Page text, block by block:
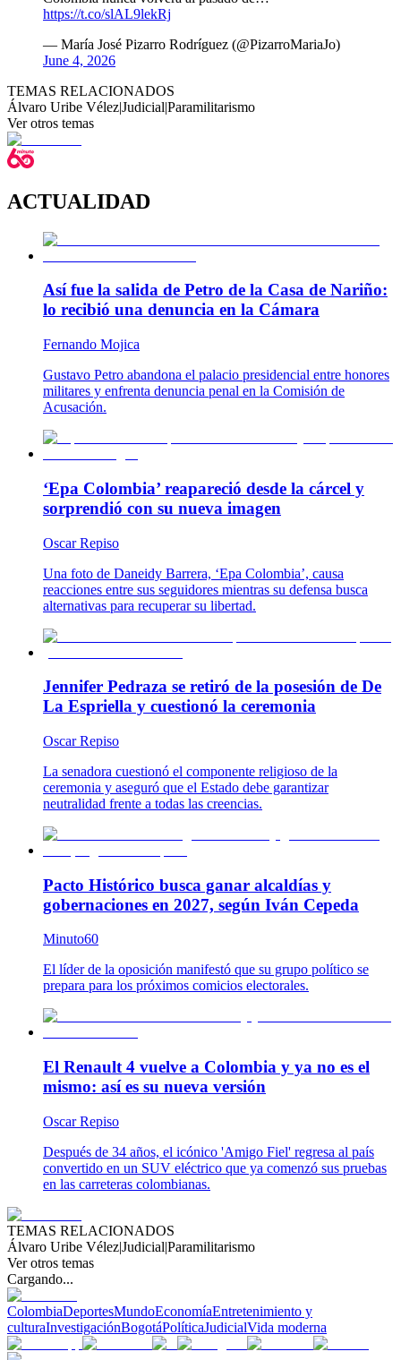
https://t.co/slAL9lekRj
— María José Pizarro Rodríguez (@PizarroMariaJo)
June 4, 2026
TEMAS RELACIONADOS
Álvaro Uribe Vélez|Judicial|Paramilitarismo
Ver otros temas
ACTUALIDAD
Así fue la salida de Petro de la Casa de Nariño:
lo recibió una denuncia en la Cámara
Fernando Mojica
Gustavo Petro abandona el palacio presidencial entre honores
militares y enfrenta denuncia penal en la Comisión de
Acusación.
‘Epa Colombia’ reapareció desde la cárcel y
sorprendió con su nueva imagen
Oscar Repiso
Una foto de Daneidy Barrera, ‘Epa Colombia’, causa
reacciones entre sus seguidores mientras su defensa busca
alternativas para recuperar su libertad.
Jennifer Pedraza se retiró de la posesión de De
La Espriella y cuestionó la ceremonia
Oscar Repiso
La senadora cuestionó el componente religioso de la
ceremonia y aseguró que el Estado debe garantizar
neutralidad frente a todas las creencias.
Pacto Histórico busca ganar alcaldías y
gobernaciones en 2027, según Iván Cepeda
Minuto60
El líder de la oposición manifestó que su grupo político se
prepara para los próximos comicios electorales.
El Renault 4 vuelve a Colombia y ya no es el
mismo: así es su nueva versión
Oscar Repiso
Después de 34 años, el icónico 'Amigo Fiel' regresa al país
convertido en un SUV eléctrico que ya comenzó sus pruebas
en las carreteras colombianas.
TEMAS RELACIONADOS
Álvaro Uribe Vélez|Judicial|Paramilitarismo
Ver otros temas
Cargando...
ColombiaDeportesMundoEconomíaEntretenimiento y
culturaInvestigaciónBogotáPolíticaJudicialVida moderna